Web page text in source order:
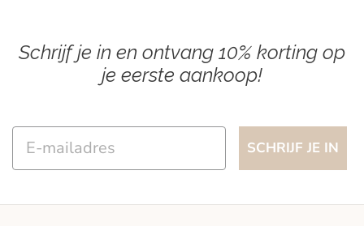
Schrijf je in en ontvang 10% korting op
je eerste aankoop!
Email
SCHRIJF JE IN